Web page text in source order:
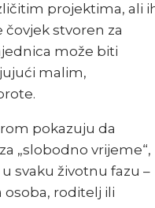
projektima, ali
čovjek stvoren za
može biti
malim,
pokazuju da
„slobodno vrijeme“,
svaku životnu fazu –
osoba, roditelj ili